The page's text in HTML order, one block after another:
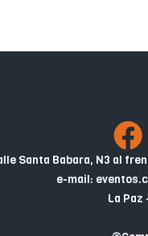
Santa Babara, N3 al
e-mail:
La Paz